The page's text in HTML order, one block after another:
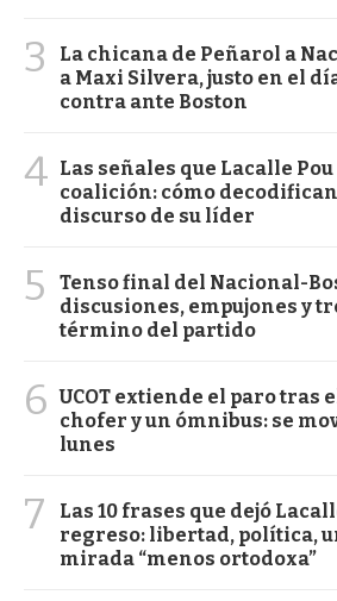
3
La chicana de Peñarol a
a Maxi Silvera, justo en el
contra ante Boston
4 Las señales que Lacalle
coalición: cómo
discurso de su líder
5
Tenso final del Nacional-
discusiones, empujones y
término del partido
6 UCOT extiende el paro tras
chofer y un ómnibus: se
lunes
7
Las 10 frases que dejó
regreso: libertad, política,
mirada “menos ortodoxa”